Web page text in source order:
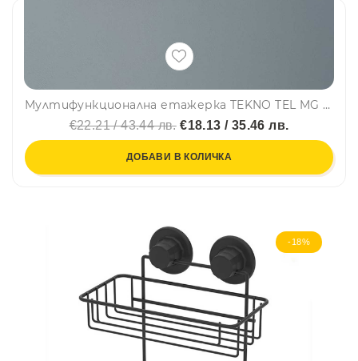
Мултифункционална етажерка TEKNO TEL MG 503, 43х25х25 см, Хром
€22.21 / 43.44 лв.€18.13 / 35.46 лв.
ДОБАВИ В КОЛИЧКА
-18%